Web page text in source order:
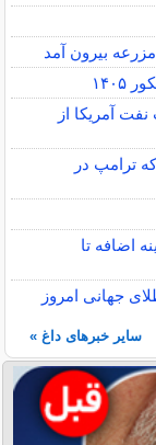
نفت آمریکا از
که ترامپ در
اضافه تا
جهانی امروز
سایر خبرهای داغ »